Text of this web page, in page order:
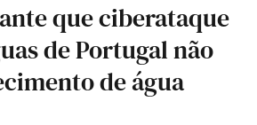
que ciberataque
de Portugal não
de água